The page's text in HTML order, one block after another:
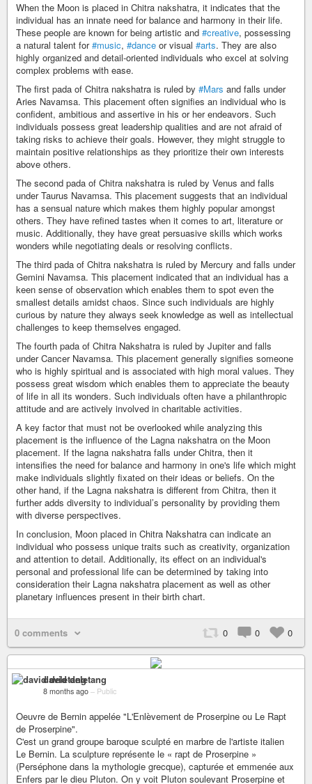
When the Moon is placed in Chitra nakshatra, it indicates that the
individual has an innate need for balance and harmony in their life.
These people are known for being artistic and #creative, possessing
a natural talent for#music, #dance or visual #arts. They are also
highly organized and detail-oriented individuals who excel at solving
complex problems with ease.
The first pada of Chitra nakshatra is ruled by #Mars and falls under
Aries Navamsa. This placement often signifies an individual who is
confident, ambitious and assertive in his or her endeavors. Such
individuals possess great leadership qualities and are not afraid of
taking risks to achieve their goals. However, they might struggle to
maintain positive relationships as they prioritize their own interests
above others.
The second pada of Chitra nakshatra is ruled by Venus and falls
under Taurus Navamsa. This placement suggests that an individual
has a sensual nature which makes them highly popular amongst
others. They have refined tastes when it comes to art, literature or
music. Additionally, they have great persuasive skills which works
wonders while negotiating deals or resolving conflicts.
The third pada of Chitra nakshatra is ruled by Mercury and falls under
Gemini Navamsa. This placement indicated that an individual has a
keen sense of observation which enables them to spot even the
smallest details amidst chaos. Since such individuals are highly
curious by nature they always seek knowledge as well as intellectual
challenges to keep themselves engaged.
The fourth pada of Chitra Nakshatra is ruled by Jupiter and falls
under Cancer Navamsa. This placement generally signifies someone
who is highly spiritual and is associated with high moral values. They
possess great wisdom which enables them to appreciate the beauty
of life in all its wonders. Such individuals often have a philanthropic
attitude and are actively involved in charitable activities.
A key factor that must not be overlooked while analyzing this
placement is the influence of the Lagna nakshatra on the Moon
placement. If the lagna nakshatra falls under Chitra, then it
intensifies the need for balance and harmony in one's life which might
make individuals slightly fixated on their ideas or beliefs. On the
other hand, if the Lagna nakshatra is different from Chitra, then it
further adds diversity to individual’s personality by providing them
with diverse perspectives.
In conclusion, Moon placed in Chitra Nakshatra can indicate an
individual who possess unique traits such as creativity, organization
and attention to detail. Additionally, its effect on an individual's
personal and professional life can be determined by taking into
consideration their Lagna nakshatra placement as well as other
planetary influences present in their birth chart.
0 comments 0 0 0
david deletang
8 months ago – Public
Oeuvre de Bernin appelée "L'Enlèvement de Proserpine ou Le Rapt
de Proserpine".
C'est un grand groupe baroque sculpté en marbre de l'artiste italien
Le Bernin. La sculpture représente le « rapt de Proserpine »
(Perséphone dans la mythologie grecque), capturée et emmenée aux
Enfers par le dieu Pluton. On y voit Pluton soulevant Proserpine et